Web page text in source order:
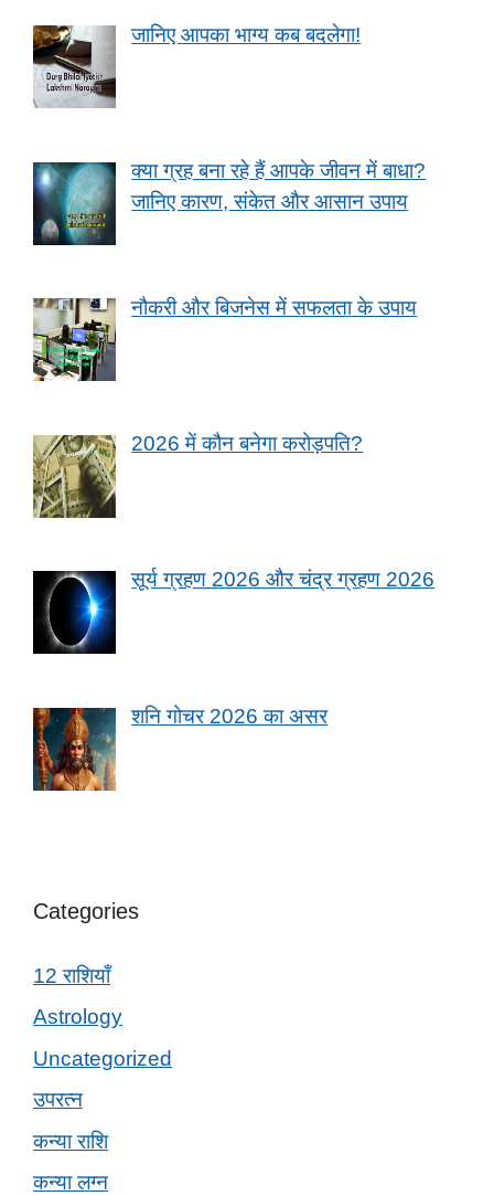
जानिए आपका भाग्य कब बदलेगा!
क्या ग्रह बना रहे हैं आपके जीवन में बाधा?
जानिए कारण, संकेत और आसान उपाय
नौकरी और बिजनेस में सफलता के उपाय
2026 में कौन बनेगा करोड़पति?
सूर्य ग्रहण 2026 और चंद्र ग्रहण 2026
शनि गोचर 2026 का असर
Categories
12 राशियाँ
Astrology
Uncategorized
उपरत्न
कन्या राशि
कन्या लग्न